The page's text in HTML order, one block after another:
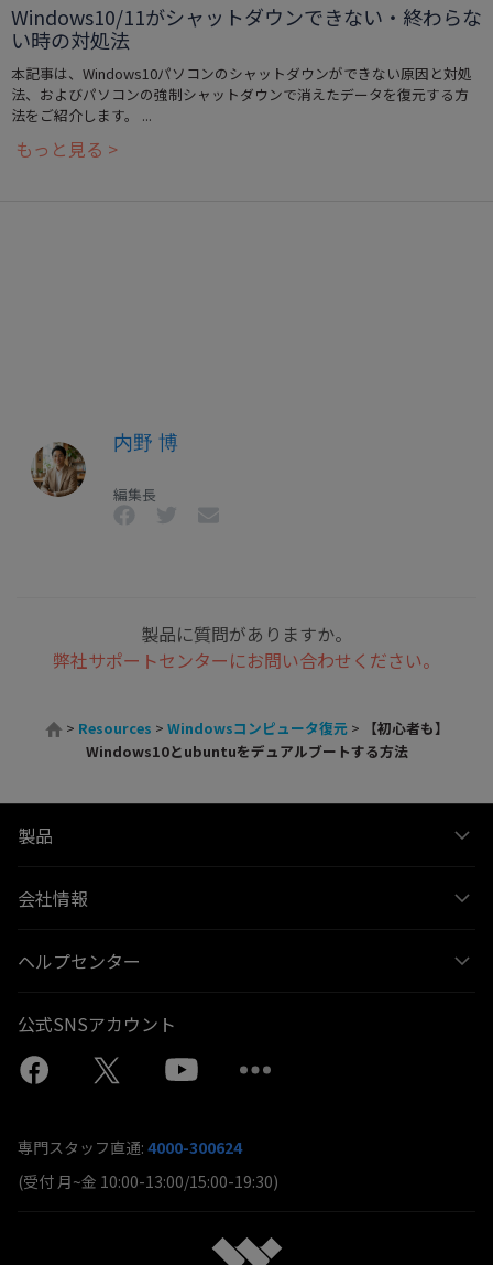
Windows10/11がシャットダウンできない・終わらな
い時の対処法
本記事は、Windows10パソコンのシャットダウンができない原因と対処
法、およびパソコンの強制シャットダウンで消えたデータを復元する方
法をご紹介します。 ...
もっと見る >
内野 博
編集長
製品に質問がありますか。
弊社サポートセンターにお問い合わせください。
> Resources > Windowsコンピュータ復元>
【初心者も】
Windows10とubuntuをデュアルブートする方法
製品
会社情報
ヘルプセンター
公式SNSアカウント
専門スタッフ直通: 4000-300624
(受付 月~金 10:00-13:00/15:00-19:30)